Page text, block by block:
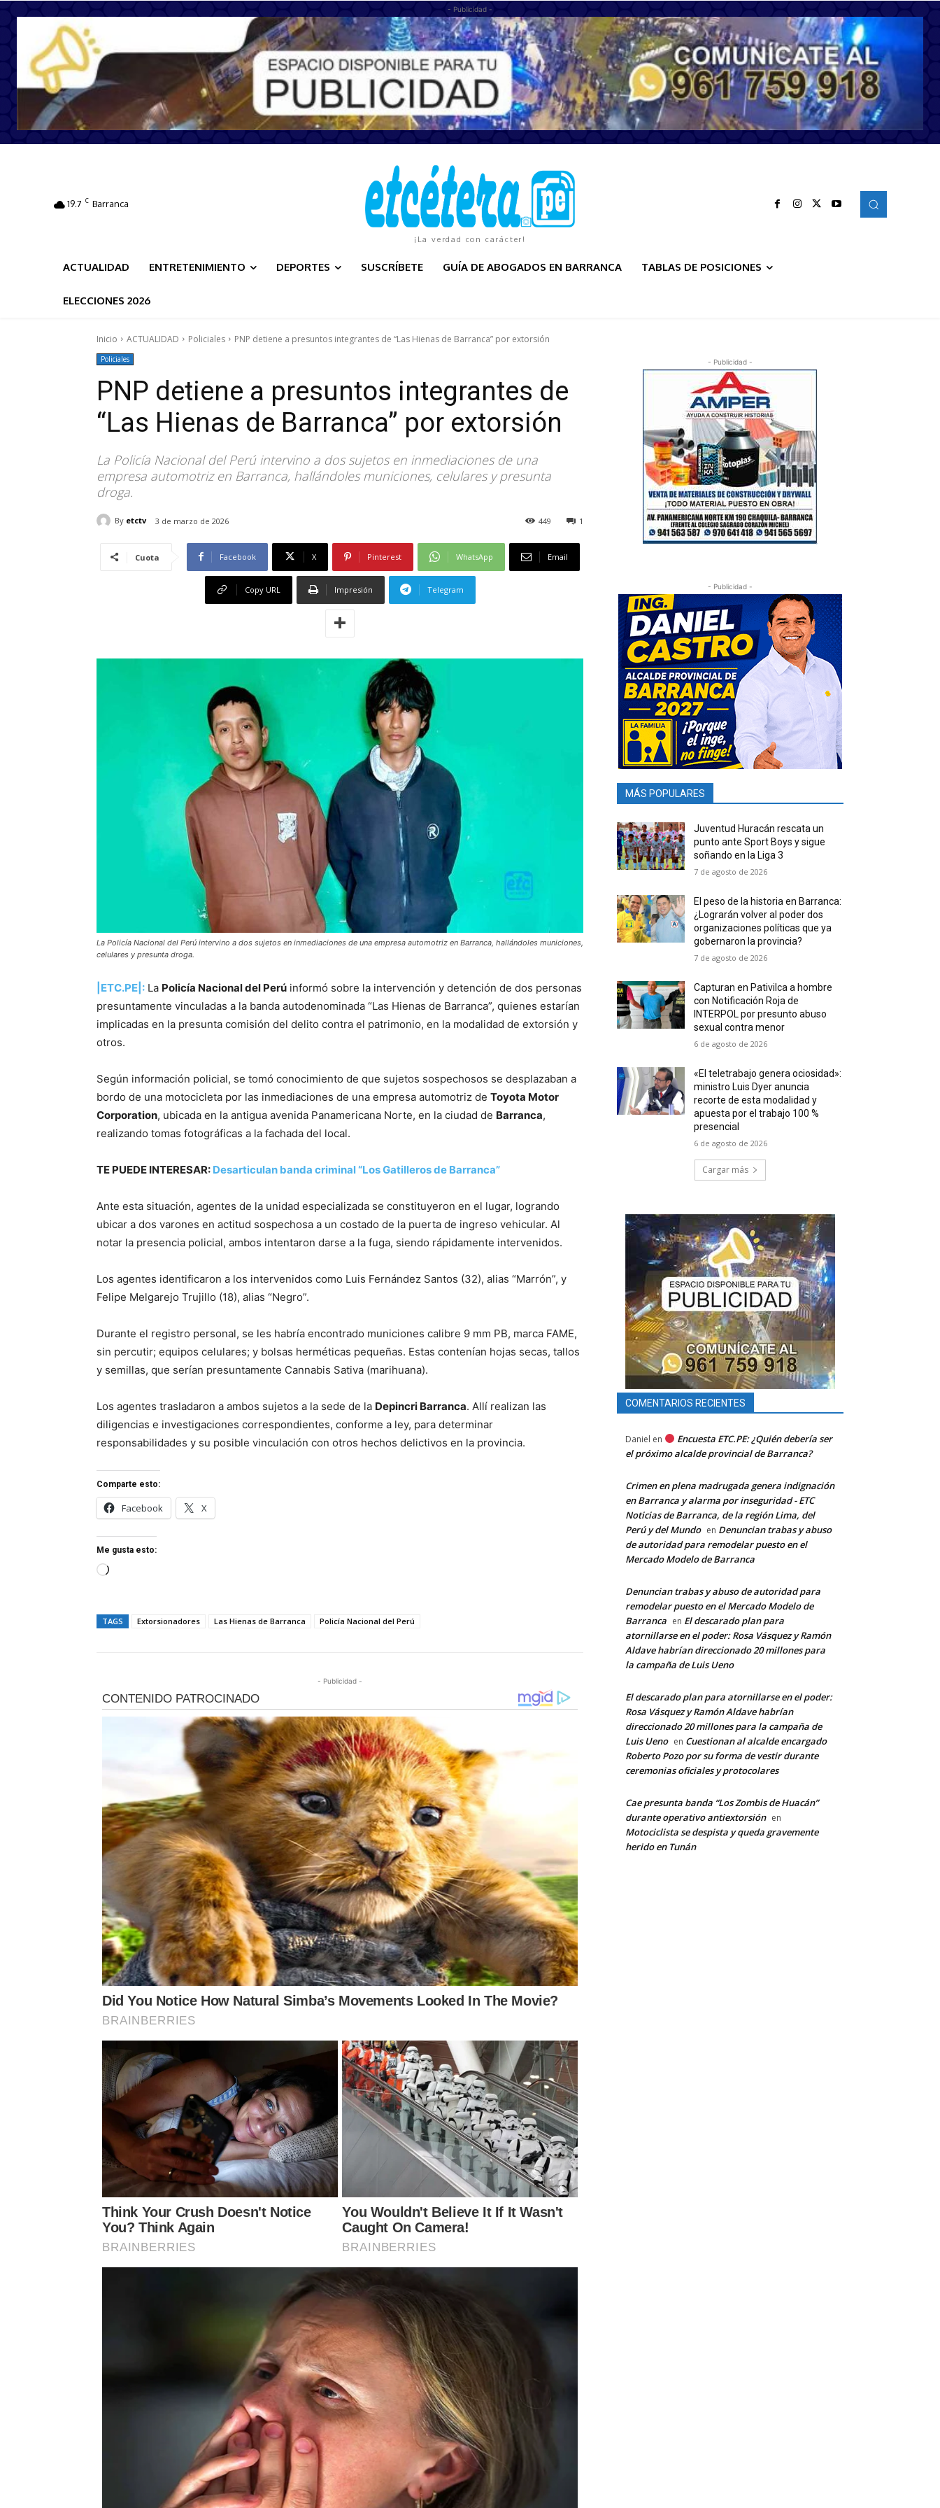
- Publicidad -
19.7 C Barranca
¡La verdad con carácter!
ACTUALIDAD ENTRETENIMIENTO DEPORTES SUSCRÍBETE GUÍA DE ABOGADOS EN BARRANCA TABLAS DE POSICIONES
ELECCIONES 2026
Inicio ACTUALIDAD Policiales PNP detiene a presuntos integrantes de “Las Hienas de Barranca” por extorsión
Policiales
PNP detiene a presuntos integrantes de
“Las Hienas de Barranca” por extorsión
La Policía Nacional del Perú intervino a dos sujetos en inmediaciones de una
empresa automotriz en Barranca, hallándoles municiones, celulares y presunta
droga.
By etctv 3 de marzo de 2026 1
449
Cuota Facebook X Pinterest WhatsApp Email
Copy URL Impresión Telegram
La Policía Nacional del Perú intervino a dos sujetos en inmediaciones de una empresa automotriz en Barranca, hallándoles municiones,
celulares y presunta droga.
|ETC.PE|: La Policía Nacional del Perú informó sobre la intervención y detención de dos personas
presuntamente vinculadas a la banda autodenominada “Las Hienas de Barranca”, quienes estarían
implicadas en la presunta comisión del delito contra el patrimonio, en la modalidad de extorsión y
otros.
Según información policial, se tomó conocimiento de que sujetos sospechosos se desplazaban a
bordo de una motocicleta por las inmediaciones de una empresa automotriz de Toyota Motor
Corporation, ubicada en la antigua avenida Panamericana Norte, en la ciudad de Barranca,
realizando tomas fotográficas a la fachada del local.
TE PUEDE INTERESAR: Desarticulan banda criminal “Los Gatilleros de Barranca”
Ante esta situación, agentes de la unidad especializada se constituyeron en el lugar, logrando
ubicar a dos varones en actitud sospechosa a un costado de la puerta de ingreso vehicular. Al
notar la presencia policial, ambos intentaron darse a la fuga, siendo rápidamente intervenidos.
Los agentes identificaron a los intervenidos como Luis Fernández Santos (32), alias “Marrón”, y
Felipe Melgarejo Trujillo (18), alias “Negro”.
Durante el registro personal, se les habría encontrado municiones calibre 9 mm PB, marca FAME,
sin percutir; equipos celulares; y bolsas herméticas pequeñas. Estas contenían hojas secas, tallos
y semillas, que serían presuntamente Cannabis Sativa (marihuana).
Los agentes trasladaron a ambos sujetos a la sede de la Depincri Barranca. Allí realizan las
diligencias e investigaciones correspondientes, conforme a ley, para determinar
responsabilidades y su posible vinculación con otros hechos delictivos en la provincia.
Comparte esto:
Facebook X
Me gusta esto:
C
g
o
.
TAGS Extorsionadores Las Hienas de Barranca Policía Nacional del Perú
- Publicidad -
- Publicidad -
- Publicidad -
MÁS POPULARES
Juventud Huracán rescata un
punto ante Sport Boys y sigue
soñando en la Liga 3
7 de agosto de 2026
El peso de la historia en Barranca:
¿Lograrán volver al poder dos
organizaciones políticas que ya
gobernaron la provincia?
7 de agosto de 2026
Capturan en Pativilca a hombre
con Notificación Roja de
INTERPOL por presunto abuso
sexual contra menor
6 de agosto de 2026
«El teletrabajo genera ociosidad»:
ministro Luis Dyer anuncia
recorte de esta modalidad y
apuesta por el trabajo 100 %
presencial
6 de agosto de 2026
Cargar más
COMENTARIOS RECIENTES
Daniel en
Encuesta ETC.PE: ¿Quién debería ser
el próximo alcalde provincial de Barranca?
Crimen en plena madrugada genera indignación
en Barranca y alarma por inseguridad - ETC
Noticias de Barranca, de la región Lima, del
Perú y del Mundo en Denuncian trabas y abuso
de autoridad para remodelar puesto en el
Mercado Modelo de Barranca
Denuncian trabas y abuso de autoridad para
remodelar puesto en el Mercado Modelo de
Barranca en El descarado plan para
atornillarse en el poder: Rosa Vásquez y Ramón
Aldave habrían direccionado 20 millones para
la campaña de Luis Ueno
El descarado plan para atornillarse en el poder:
Rosa Vásquez y Ramón Aldave habrían
direccionado 20 millones para la campaña de
Luis Ueno en Cuestionan al alcalde encargado
Roberto Pozo por su forma de vestir durante
ceremonias oficiales y protocolares
Cae presunta banda “Los Zombis de Huacán”
durante operativo antiextorsión en
Motociclista se despista y queda gravemente
herido en Tunán